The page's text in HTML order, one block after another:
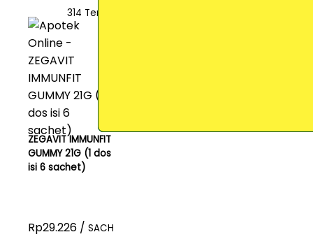
314 Terjual
ZEGAVIT IMMUNFIT
GUMMY 21G (1 dos
isi 6 sachet)
Rp29.226 / SACH